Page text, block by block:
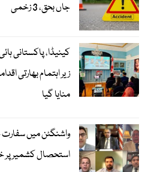
جاں بحق، 3 زخمی
کینیڈا، پاکستانی
زیر اہتمام بھارتی
منایا گیا
واشنگٹن میں سفارت
استحصال کشمیر پر